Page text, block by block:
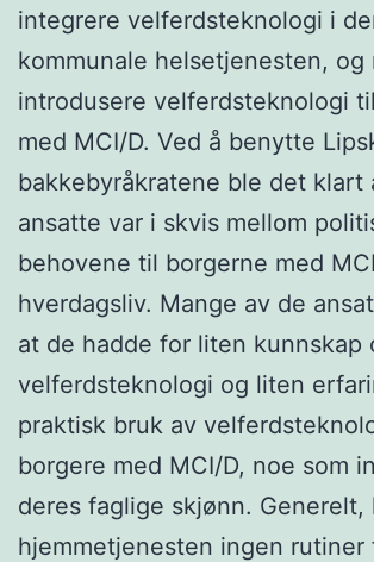
integrere velferdsteknologi i
kommunale helsetjenesten, og
introdusere velferdsteknologi
med MCI/D. Ved å benytte
bakkebyråkratene ble det klart
ansatte var i skvis mellom
behovene til borgerne med
hverdagsliv. Mange av de
at de hadde for liten kunnskap
velferdsteknologi og liten
praktisk bruk av
borgere med MCI/D, noe som
deres faglige skjønn. Generelt,
hjemmetjenesten ingen rutiner